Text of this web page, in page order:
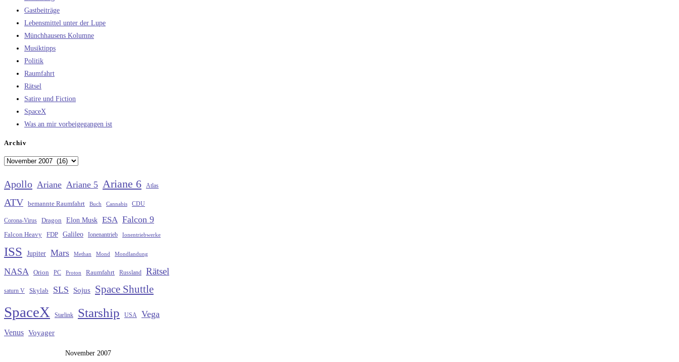
Gastbeiträge
Lebensmittel unter der Lupe
Münchhausens Kolumne
Musiktipps
Politik
Raumfahrt
Rätsel
Satire und Fiction
SpaceX
Was an mir vorbeigegangen ist
Archiv
Archiv
Apollo Ariane Ariane 5 Ariane 6 Atlas
ATV bemannte Raumfahrt Buch Cannabis CDU
Corona-Virus Dragon Elon Musk ESA Falcon 9
Falcon Heavy FDP Galileo Ionenantrieb Ionentriebwerke
ISS Jupiter Mars Methan Mond Mondlandung
NASA Orion PC Proton Raumfahrt Russland Rätsel
saturn V Skylab SLS Sojus Space Shuttle
SpaceX Starlink Starship USA Vega
Venus Voyager
November 2007